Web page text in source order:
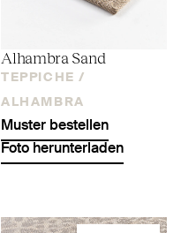
Alhambra Sand
TEPPICHE /
ALHAMBRA
Muster bestellen
Foto herunterladen